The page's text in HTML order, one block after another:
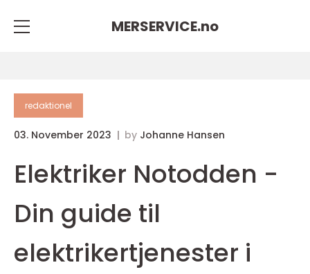
MERSERVICE.no
redaktionel
03. November 2023 by Johanne Hansen
Elektriker Notodden -
Din guide til
elektrikertjenester i